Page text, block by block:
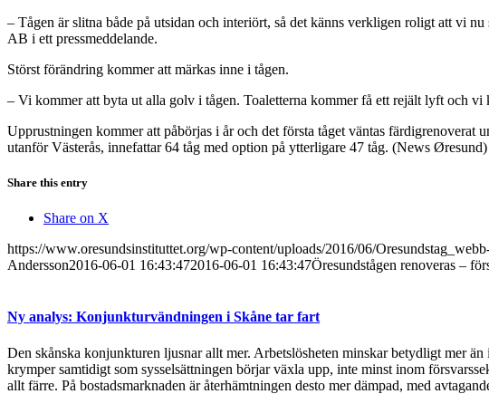
– Tågen är slitna både på utsidan och interiört, så det känns verkligen roligt att vi
AB i ett pressmeddelande.
Störst förändring kommer att märkas inne i tågen.
– Vi kommer att byta ut alla golv i tågen. Toaletterna kommer få ett rejält lyft och vi
Upprustningen kommer att påbörjas i år och det första tåget väntas
utanför Västerås, innefattar 64 tåg med option på ytterligare 47 tåg. (News Øresund)
Share this entry
Share on X
https://www.oresundsinstituttet.org/wp-content/uploads/2016/06/
Andersson2016-06-01 16:43:472016-06-01 16:43:47Öresundstågen renoveras –
Ny analys: Konjunkturvändningen i Skåne tar fart
Den skånska konjunkturen ljusnar allt mer. Arbetslösheten minskar betydligt mer
krymper samtidigt som sysselsättningen börjar växla upp, inte minst inom
allt färre. På bostadsmarknaden är återhämtningen desto mer dämpad, med